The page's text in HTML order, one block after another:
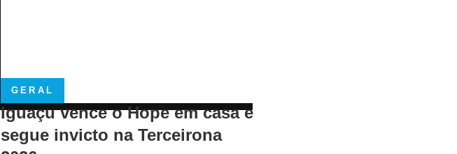
GERAL
Iguaçu vence o Hope em casa e
segue invicto na Terceirona